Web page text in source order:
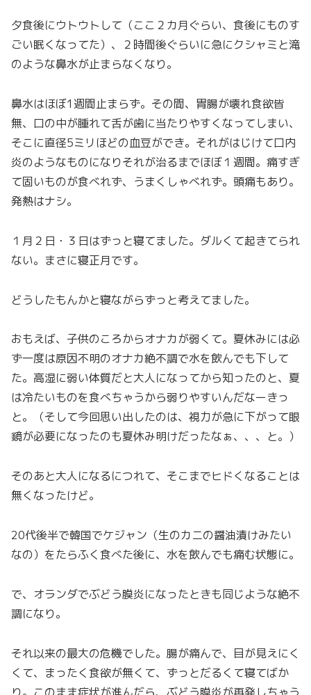
夕食後にウトウトして（ここ２カ月ぐらい、食後にものす
ごい眠くなってた）、２時間後ぐらいに急にクシャミと滝
のような鼻水が止まらなくなり。
鼻水はほぼ1週間止まらず。その間、胃腸が壊れ食欲皆
無、口の中が腫れて舌が歯に当たりやすくなってしまい、
そこに直径5ミリほどの血豆ができ。それがはじけて口内
炎のようなものになりそれが治るまでほぼ１週間。痛すぎ
て固いものが食べれず、うまくしゃべれず。頭痛もあり。
発熱はナシ。
１月２日・３日はずっと寝てました。ダルくて起きてられ
ない。まさに寝正月です。
どうしたもんかと寝ながらずっと考えてました。
おもえば、子供のころからオナカが弱くて。夏休みには必
ず一度は原因不明のオナカ絶不調で水を飲んでも下して
た。高湿に弱い体質だと大人になってから知ったのと、夏
は冷たいものを食べちゃうから弱りやすいんだなーきっ
と。（そして今回思い出したのは、視力が急に下がって眼
鏡が必要になったのも夏休み明けだったなぁ、、、と。）
そのあと大人になるにつれて、そこまでヒドくなることは
無くなったけど。
20代後半で韓国でケジャン（生のカニの醤油漬けみたい
なの）をたらふく食べた後に、水を飲んでも痛む状態に。
で、オランダでぶどう膜炎になったときも同じような絶不
調になり。
それ以来の最大の危機でした。腸が痛んで、目が見えにく
くて、まったく食欲が無くて、ずっとだるくて寝てばか
り。このまま症状が進んだら、ぶどう膜炎が再発しちゃう